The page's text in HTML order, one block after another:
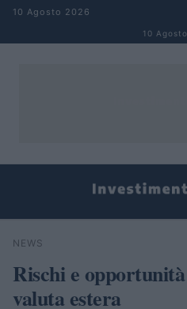
Salta al contenuto
10 Agosto 2026
10
Cerca
NEWS
Rischi e
valuta estera